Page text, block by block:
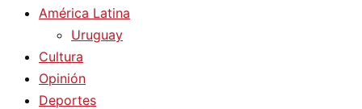
América Latina
Uruguay
Cultura
Opinión
Deportes